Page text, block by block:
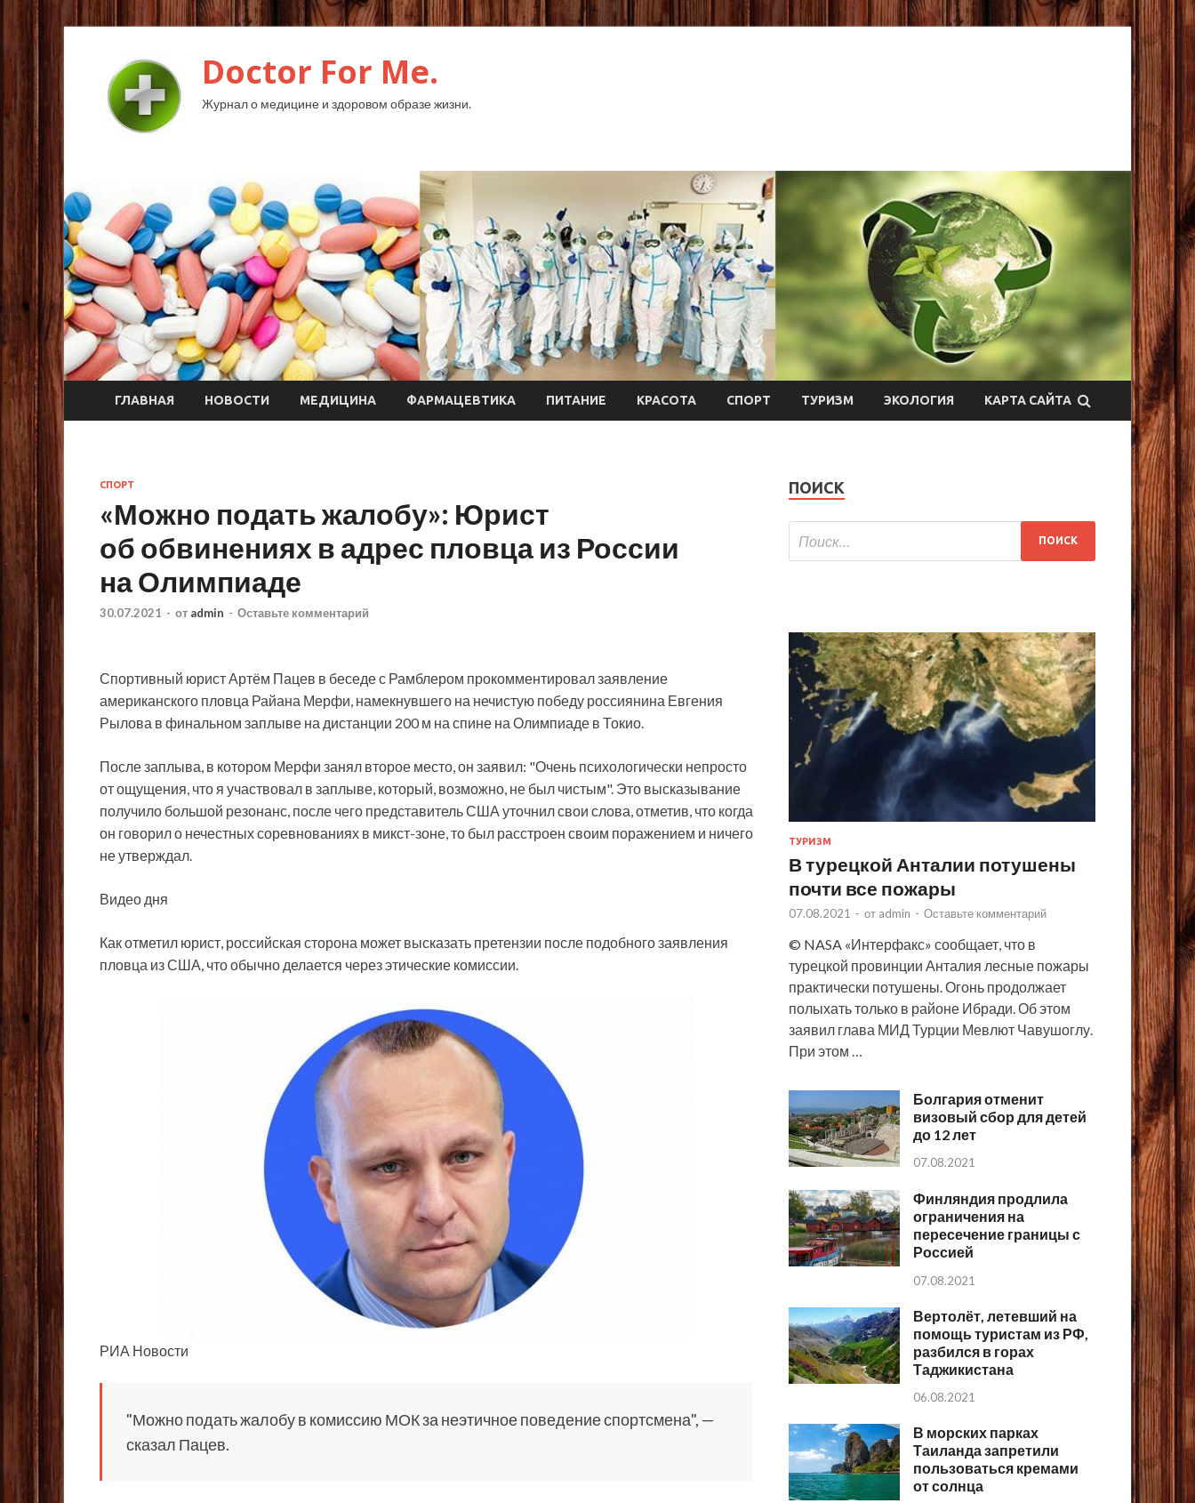
Doctor For Me.
Журнал о медицине и здоровом образе жизни.
ГЛАВНАЯ НОВОСТИ МЕДИЦИНА ФАРМАЦЕВТИКА ПИТАНИЕ КРАСОТА СПОРТ ТУРИЗМ ЭКОЛОГИЯ КАРТА САЙТА
СПОРТ
«Можно подать жалобу»: Юрист
об обвинениях в адрес пловца из России
на Олимпиаде
30.07.2021 - от admin - Оставьте комментарий
Спортивный юрист Артём Пацев в беседе с Рамблером прокомментировал заявление
американского пловца Райана Мерфи, намекнувшего на нечистую победу россиянина Евгения
Рылова в финальном заплыве на дистанции 200 м на спине на Олимпиаде в Токио.
После заплыва, в котором Мерфи занял второе место, он заявил: "Очень психологически непросто
от ощущения, что я участвовал в заплыве, который, возможно, не был чистым". Это высказывание
получило большой резонанс, после чего представитель США уточнил свои слова, отметив, что когда
он говорил о нечестных соревнованиях в микст-зоне, то был расстроен своим поражением и ничего
не утверждал.
Видео дня
Как отметил юрист, российская сторона может высказать претензии после подобного заявления
пловца из США, что обычно делается через этические комиссии.
РИА Новости
"Можно подать жалобу в комиссию МОК за неэтичное поведение спортсмена", —
сказал Пацев.
ПОИСК
ТУРИЗМ
В турецкой Анталии потушены
почти все пожары
07.08.2021 - от admin - Оставьте комментарий
© NASA «Интерфакс» сообщает, что в
турецкой провинции Анталия лесные пожары
практически потушены. Огонь продолжает
полыхать только в районе Ибради. Об этом
заявил глава МИД Турции Мевлют Чавушоглу.
При этом …
Болгария отменит
визовый сбор для детей
до 12 лет
07.08.2021
Финляндия продлила
ограничения на
пересечение границы с
Россией
07.08.2021
Вертолёт, летевший на
помощь туристам из РФ,
разбился в горах
Таджикистана
06.08.2021
В морских парках
Таиланда запретили
пользоваться кремами
от солнца